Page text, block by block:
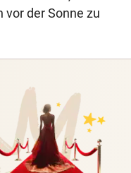
der Sonne zu